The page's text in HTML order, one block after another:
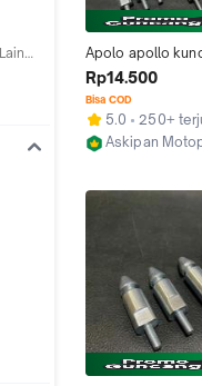
Audio, Kamera & Elektronik Lainnya
Apolo apollo
jok belakang
sedeng drat 11 &
super sprint px
bagus murah
Rp14.500
Bisa COD
5.0
250+
Askipan